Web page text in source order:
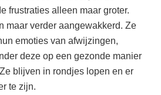
frustraties alleen maar groter.
maar verder aangewakkerd. Ze
emoties van afwijzingen,
deze op een gezonde manier
blijven in rondjes lopen en er
te zijn.